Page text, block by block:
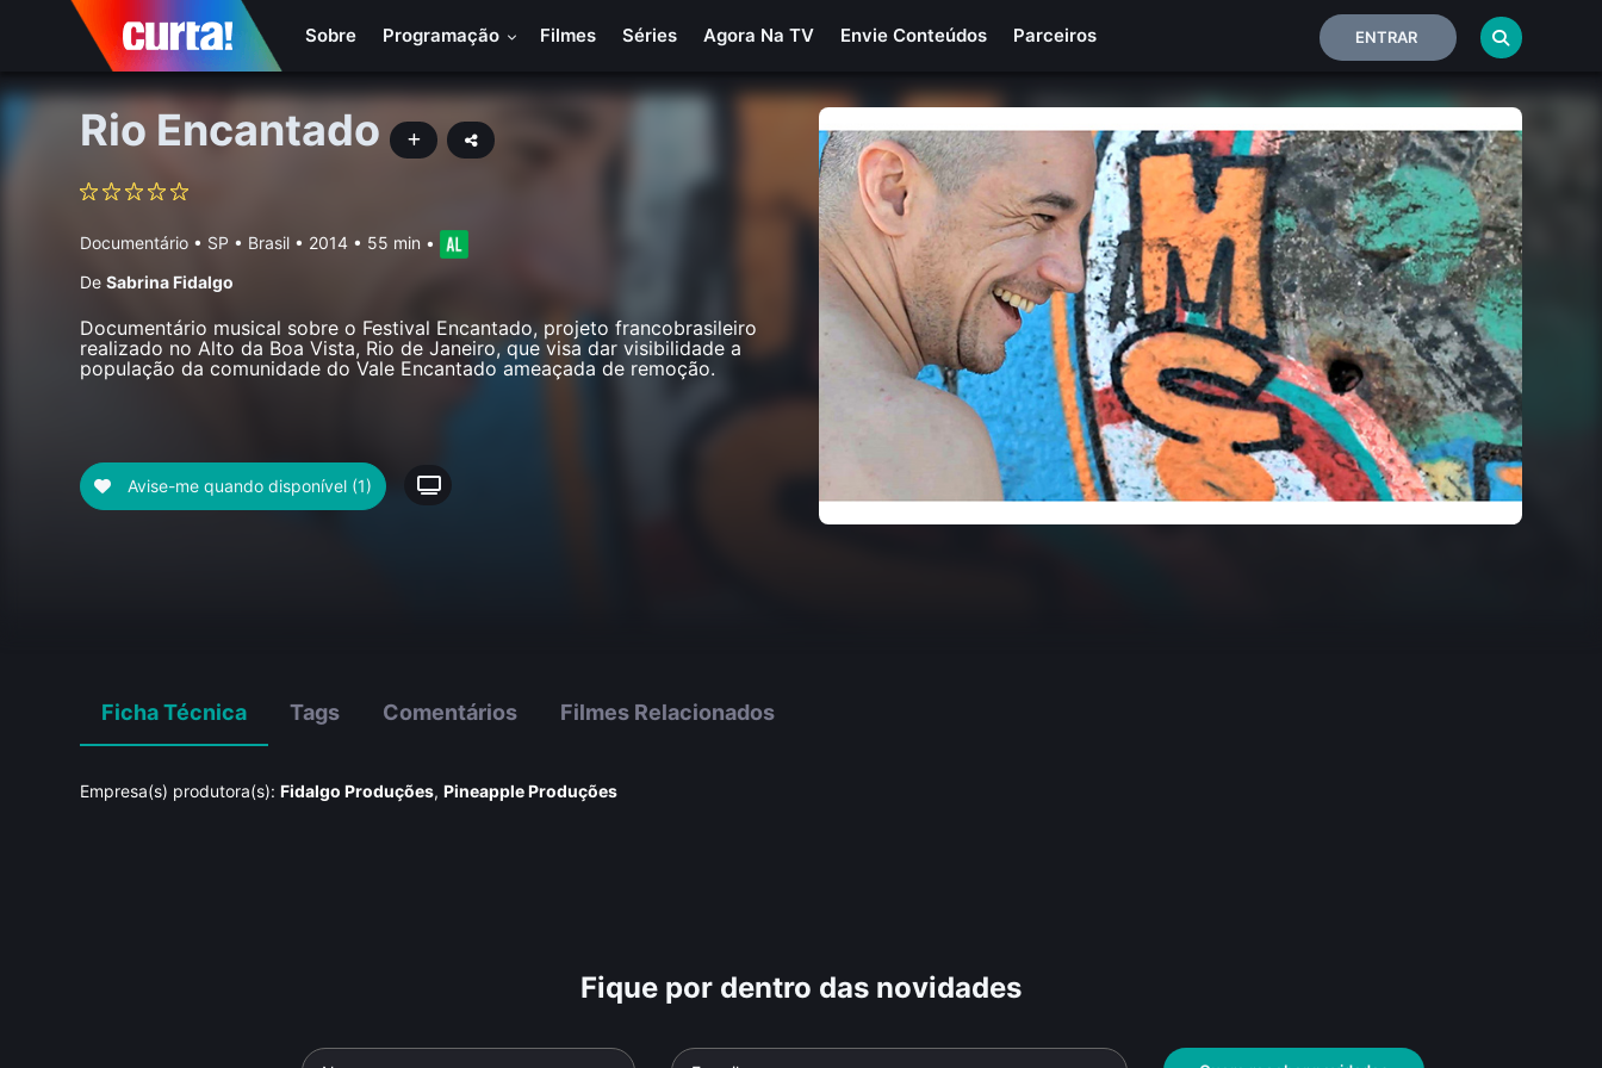
Sobre Programação Filmes Séries Agora Na TV Envie Conteúdos Parceiros ENTRAR
Rio Encantado
Documentário • SP • Brasil • 2014 • 55 min •
DeSabrina Fidalgo
Documentário musical sobre o Festival Encantado, projeto francobrasileiro
realizado no Alto da Boa Vista, Rio de Janeiro, que visa dar visibilidade a
população da comunidade do Vale Encantado ameaçada de remoção.
Avise-me quando disponível (1)
Ficha Técnica Tags Comentários Filmes Relacionados
Empresa(s) produtora(s): Fidalgo Produções,Pineapple Produções
Fique por dentro das novidades